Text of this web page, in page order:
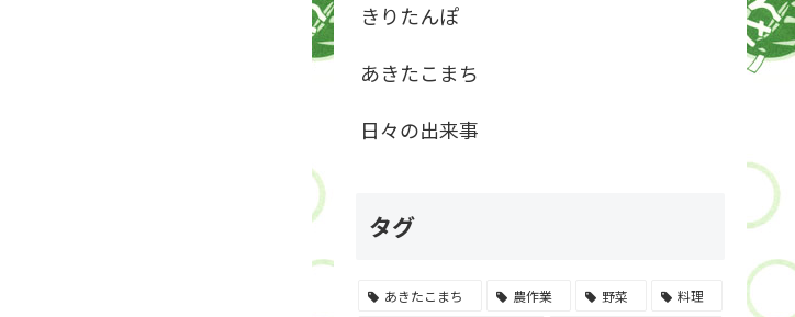
きりたんぽ
あきたこまち
日々の出来事
タグ
あきたこまち 農作業 野菜
料理